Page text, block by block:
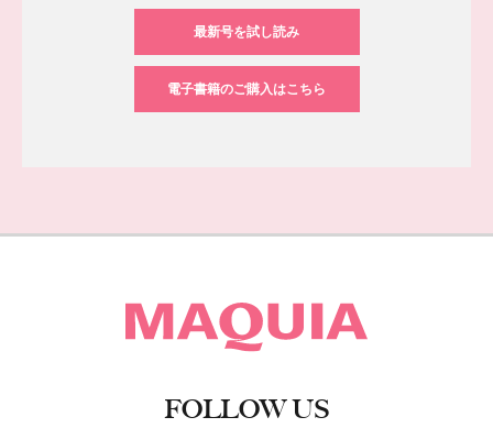
最新号を試し読み
電子書籍のご購入はこちら
FOLLOW US